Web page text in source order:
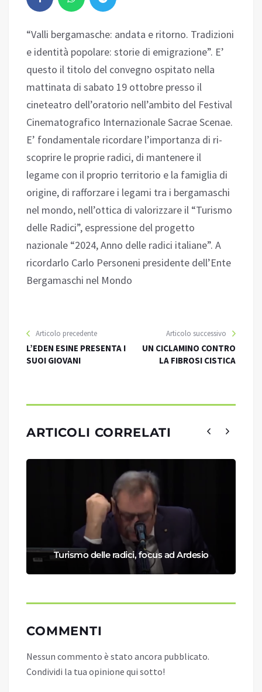
“Valli bergamasche: andata e ritorno. Tradizioni
e identità popolare: storie di emigrazione”. E’
questo il titolo del convegno ospitato nella
mattinata di sabato 19 ottobre presso il
cineteatro dell’oratorio nell’ambito del Festival
Cinematografico Internazionale Sacrae Scenae.
E’ fondamentale ricordare l’importanza di ri-
scoprire le proprie radici, di mantenere il
legame con il proprio territorio e la famiglia di
origine, di rafforzare i legami tra i bergamaschi
nel mondo, nell’ottica di valorizzare il “Turismo
delle Radici”, espressione del progetto
nazionale “2024, Anno delle radici italiane”. A
ricordarlo Carlo Personeni presidente dell’Ente
Bergamaschi nel Mondo
Articolo precedente
L’EDEN ESINE PRESENTA I
SUOI GIOVANI
Articolo successivo
UN CICLAMINO CONTRO
LA FIBROSI CISTICA
ARTICOLI CORRELATI
Turismo delle radici, focus ad Ardesio
COMMENTI
Nessun commento è stato ancora pubblicato.
Condividi la tua opinione qui sotto!